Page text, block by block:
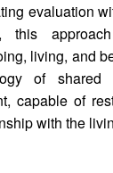
evaluation
this
living, and
of shared
capable of
with the